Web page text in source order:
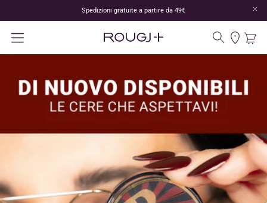
Spedizioni gratuite a partire da 49€
Cerca